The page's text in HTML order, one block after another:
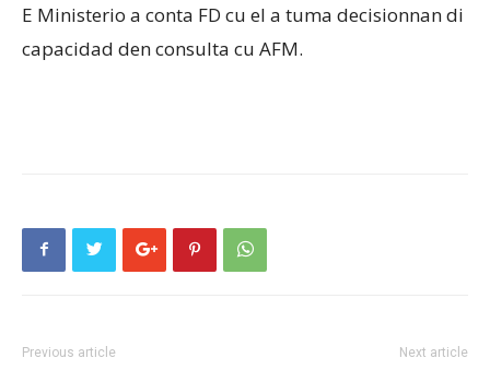
E Ministerio a conta FD cu el a tuma decisionnan di
capacidad den consulta cu AFM.
Previous article Next article